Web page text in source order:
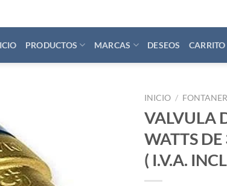
PRODUCTOS MARCAS DESEOS CARRITO
INICIO /
VALVULA
WATTS
( I.V.A.